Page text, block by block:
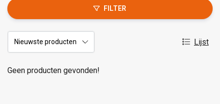
FILTER
Lijst
Geen producten gevonden!